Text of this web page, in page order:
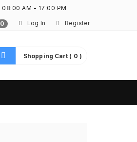
08:00 AM - 17:00 PM
0 Log In Register
Shopping Cart ( 0 )